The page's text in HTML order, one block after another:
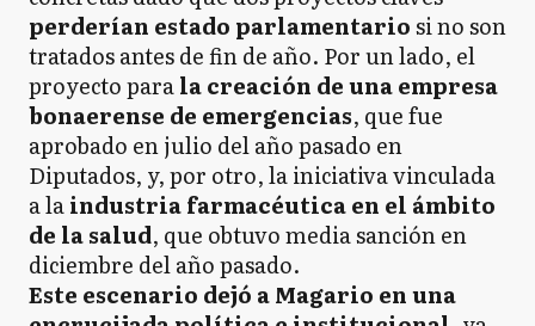
perderían estado parlamentariosi no son
tratados antes de fin de año. Por un lado, el
proyecto parala creación de una empresa
bonaerense de emergencias, que fue
aprobado en julio del año pasado en
Diputados, y, por otro, la iniciativa vinculada
a laindustria farmacéutica en el ámbito
de la salud, que obtuvo media sanción en
diciembre del año pasado.
Este escenario dejó a Magario en una